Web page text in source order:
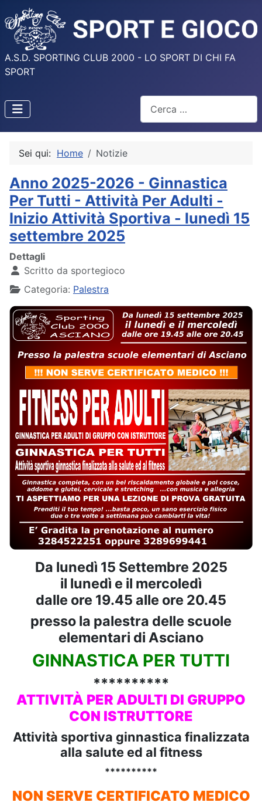
A.S.D. SPORTING CLUB 2000 - LO SPORT DI CHI FA
SPORT
Sei qui: Home Notizie
Anno 2025-2026 - Ginnastica
Per Tutti - Attività Per Adulti -
Inizio Attività Sportiva - lunedì 15
settembre 2025
Dettagli
Scritto da sportegioco
Categoria: Palestra
Da lunedì 15 Settembre 2025
il lunedì e il mercoledì
dalle ore 19.45 alle ore 20.45
presso la palestra delle scuole
elementari di Asciano
GINNASTICA PER TUTTI
**********
ATTIVITÀ PER ADULTI DI GRUPPO
CON ISTRUTTORE
Attività sportiva ginnastica finalizzata
alla salute ed al fitness
**********
NON SERVE CERTIFICATO MEDICO